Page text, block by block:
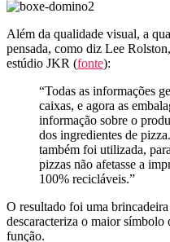
Além da qualidade visual, a
pensada, como diz Lee
estúdio JKR (fonte):
“Todas as informações
caixas, e agora as
informação sobre o
dos ingredientes de
também foi utilizada,
pizzas não afetasse a
100% recicláveis.”
O resultado foi uma
descaracteriza o maior símbolo
função.